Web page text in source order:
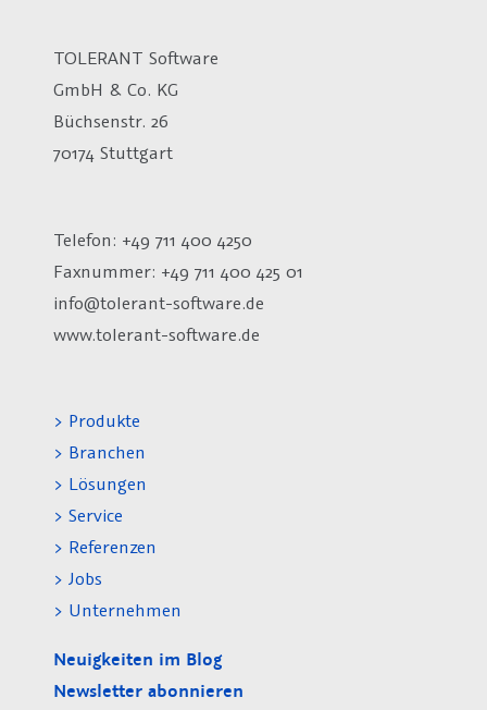
TOLERANT Software
GmbH & Co. KG
Büchsenstr. 26
70174 Stuttgart
Telefon: +49 711 400 4250
Faxnummer: +49 711 400 425 01
info@tolerant-software.de
www.tolerant-software.de
> Produkte
> Branchen
> Lösungen
> Service
> Referenzen
> Jobs
> Unternehmen
Neuigkeiten im Blog
Newsletter abonnieren